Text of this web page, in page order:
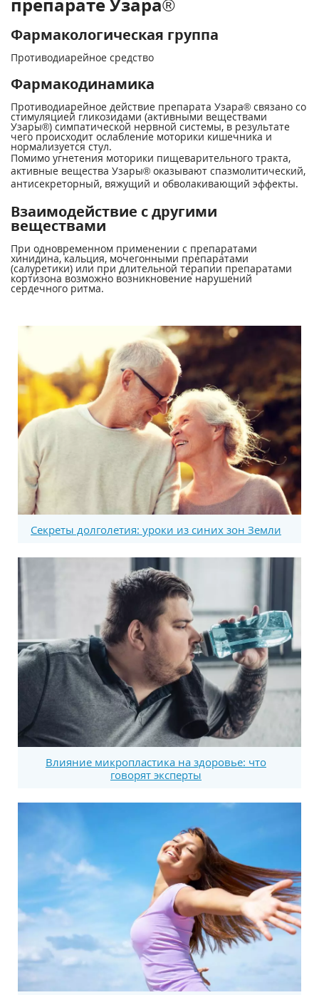
Фармакологическая группа
Противодиарейное средство
Фармакодинамика
Противодиарейное действие препарата Узара® связано со
стимуляцией гликозидами (активными веществами
Узары®) симпатической нервной системы, в результате
чего происходит ослабление моторики кишечника и
нормализуется стул.
Помимо угнетения моторики пищеварительного тракта,
активные вещества Узары® оказывают спазмолитический,
антисекреторный, вяжущий и обволакивающий эффекты.
Взаимодействие с другими
веществами
При одновременном применении с препаратами
хинидина, кальция, мочегонными препаратами
(салуретики) или при длительной терапии препаратами
кортизона возможно возникновение нарушений
сердечного ритма.
Секреты долголетия: уроки из синих зон Земли
Влияние микропластика на здоровье: что
говорят эксперты